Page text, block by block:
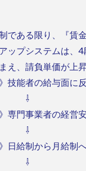
である限り、『賃
ップシステムは、
え、請負単価が上昇
技能者の給与面に
専門事業者の経営
日給制から月給制